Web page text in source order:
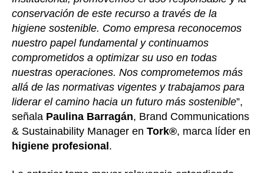
conservación de este recurso a través de la
higiene sostenible. Como empresa reconocemos
nuestro papel fundamental y continuamos
comprometidos a optimizar su uso en todas
nuestras operaciones. Nos comprometemos más
allá de las normativas vigentes y trabajamos para
liderar el camino hacia un futuro más sostenible”,
señala Paulina Barragán, Brand Communications
& Sustainability Manager en Tork®, marca líder en
higiene profesional .